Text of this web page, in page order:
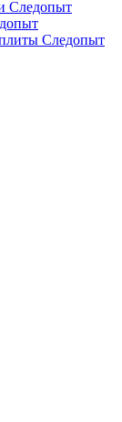
Следопыт
Следопыт